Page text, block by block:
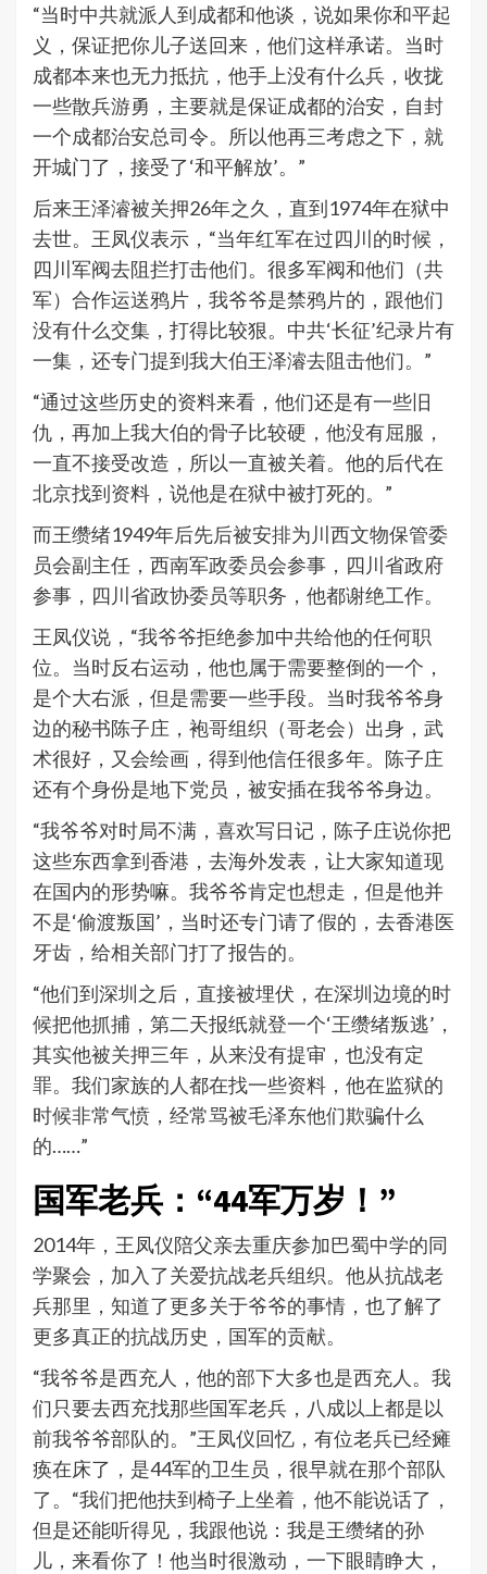
“当时中共就派人到成都和他谈，说如果你和平起
义，保证把你儿子送回来，他们这样承诺。当时
成都本来也无力抵抗，他手上没有什么兵，收拢
一些散兵游勇，主要就是保证成都的治安，自封
一个成都治安总司令。所以他再三考虑之下，就
开城门了，接受了‘和平解放’。”
后来王泽濬被关押26年之久，直到1974年在狱中
去世。王凤仪表示，“当年红军在过四川的时候，
四川军阀去阻拦打击他们。很多军阀和他们（共
军）合作运送鸦片，我爷爷是禁鸦片的， 跟他们
没有什么交集，打得比较狠。中共‘长征’纪录片有
一集，还专门提到我大伯王泽濬去阻击他们。”
“通过这些历史的资料来看，他们还是有一些旧
仇，再加上我大伯的骨子比较硬，他没有屈服，
一直不接受改造，所以一直被关着。他的后代在
北京找到资料，说他是在狱中被打死的。”
而王缵绪1949年后先后被安排为川西文物保管委
员会副主任，西南军政委员会参事，四川省政府
参事，四川省政协委员等职务，他都谢绝工作。
王凤仪说，“我爷爷拒绝参加中共给他的任何职
位。当时反右运动，他也属于需要整倒的一个，
是个大右派，但是需要一些手段。当时我爷爷身
边的秘书陈子庄，袍哥组织（哥老会）出身，武
术很好，又会绘画，得到他信任很多年。陈子庄
还有个身份是地下党员，被安插在我爷爷身边。
“我爷爷对时局不满，喜欢写日记，陈子庄说你把
这些东西拿到香港，去海外发表，让大家知道现
在国内的形势嘛。我爷爷肯定也想走，但是他并
不是‘偷渡叛国’，当时还专门请了假的，去香港医
牙齿，给相关部门打了报告的。
“他们到深圳之后，直接被埋伏，在深圳边境的时
候把他抓捕，第二天报纸就登一个‘王缵绪叛逃’，
其实他被关押三年，从来没有提审，也没有定
罪。我们家族的人都在找一些资料，他在监狱的
时候非常气愤，经常骂被毛泽东他们欺骗什么
的……”
国军老兵：“44军万岁！”
2014年，王凤仪陪父亲去重庆参加巴蜀中学的同
学聚会，加入了关爱抗战老兵组织。他从抗战老
兵那里， 知道了更多关于爷爷的事情， 也了解了
更多真正的抗战历史，国军的贡献。
“我爷爷是西充人，他的部下大多也是西充人。我
们只要去西充找那些国军老兵，八成以上都是以
前我爷爷部队的。”王凤仪回忆，有位老兵已经瘫
痪在床了，是44军的卫生员，很早就在那个部队
了。“我们把他扶到椅子上坐着，他不能说话了，
但是还能听得见，我跟他说：我是王缵绪的孙
儿，来看你了！他当时很激动，一下眼睛睁大，